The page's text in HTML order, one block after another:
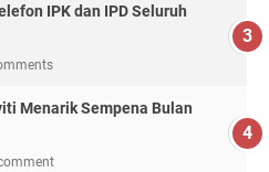
IPK dan IPD Seluruh
Menarik Sempena Bulan